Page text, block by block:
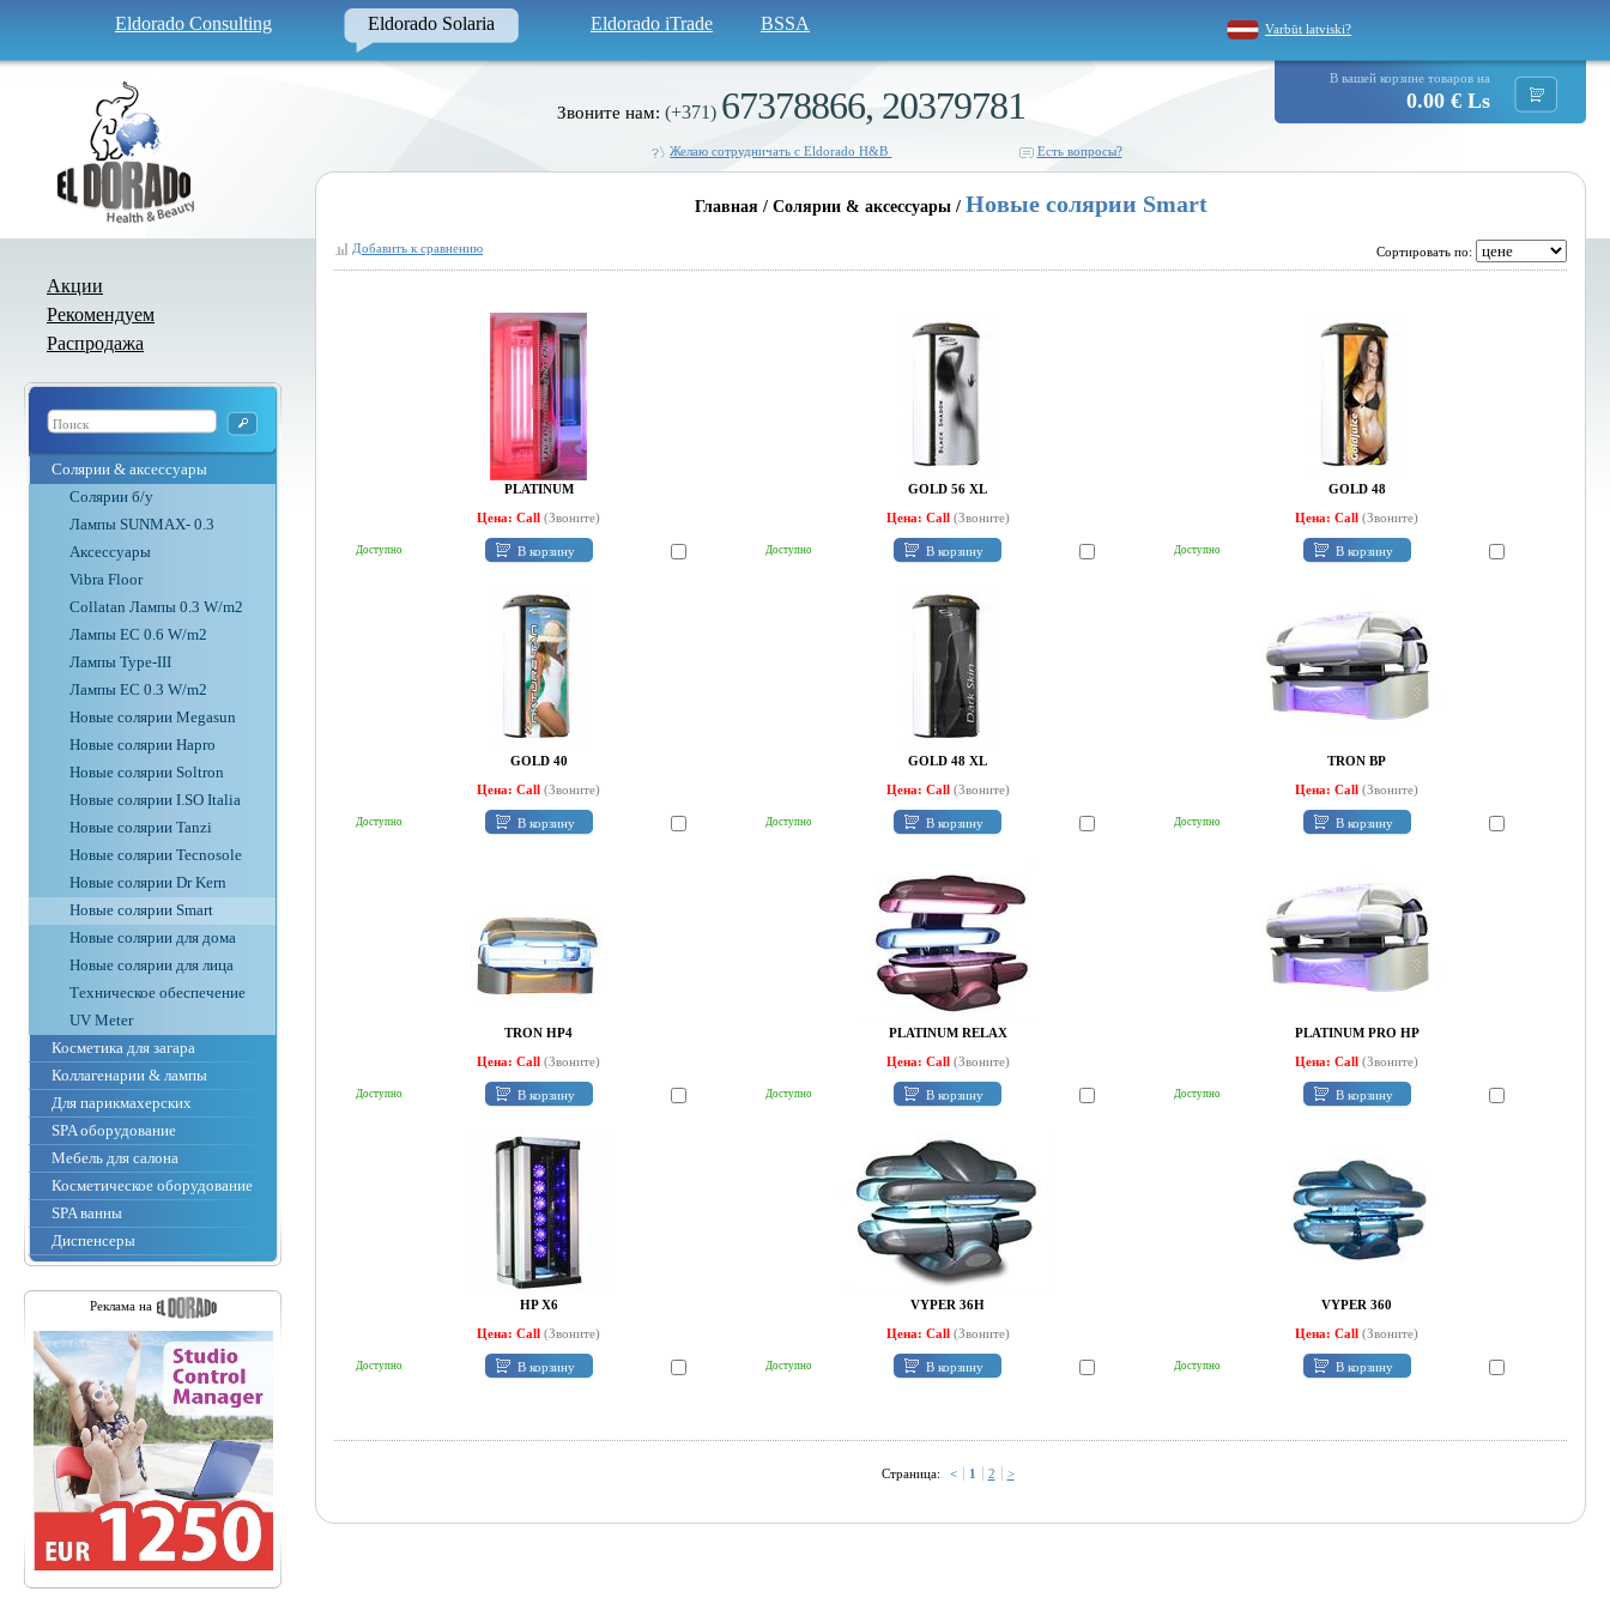
Eldorado Consulting Eldorado Solaria Eldorado iTrade BSSA Varbūt latviski?
Акции
Рекомендуем
Распродажа
Солярии & аксессуары
Солярии б/у
Лампы SUNMAX- 0.3
Аксессуары
Vibra Floor
Collatan Лампы 0.3 W/m2
Лампы ЕС 0.6 W/m2
Лампы Type-III
Лампы EC 0.3 W/m2
Новые солярии Megasun
Новые солярии Hapro
Новые солярии Soltron
Новые солярии I.SO Italia
Новые солярии Tanzi
Новые солярии Tecnosole
Новые солярии Dr Kern
Новые солярии Smart
Новые солярии для дома
Новые солярии для лица
Техническое обеспечение
UV Meter
Косметика для загара
Коллагенарии & лампы
Для парикмахерских
SPA оборудование
Мебель для салона
Косметическое оборудование
SPA ванны
Диспенсеры
Реклама на
В вашей корзине товаров на
0.00 € Ls
Звоните нам: (+371) 67378866, 20379781
Желаю сотрудничать с Eldorado H&B Есть вопросы?
Главная / Солярии & аксессуары / Новые солярии Smart
Сортировать по:
Добавить к сравнению
PLATINUM
Цена: Call(Звоните)
Доступно В корзину
GOLD 56 XL
Цена: Call (Звоните)
Доступно В корзину
GOLD 48
Цена: Call(Звоните)
Доступно В корзину
GOLD 40
Цена: Call(Звоните)
Доступно В корзину
GOLD 48 XL
Цена: Call (Звоните)
Доступно В корзину
TRON BP
Цена: Call(Звоните)
Доступно В корзину
TRON HP4
Цена: Call(Звоните)
Доступно В корзину
PLATINUM RELAX
Цена: Call (Звоните)
Доступно В корзину
PLATINUM PRO HP
Цена: Call(Звоните)
Доступно В корзину
HP X6
Цена: Call(Звоните)
Доступно В корзину
VYPER 36H
Цена: Call (Звоните)
Доступно В корзину
VYPER 360
Цена: Call(Звоните)
Доступно В корзину
Страница: < 1 2 >